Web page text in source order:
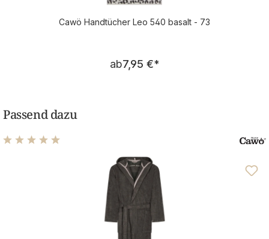
Cawö Handtücher Leo 540 basalt - 73
Regulärer Preis:
ab7,95 €*
Passend dazu
Durchschnittliche Bewertung von 4.93 von 5 Sternen